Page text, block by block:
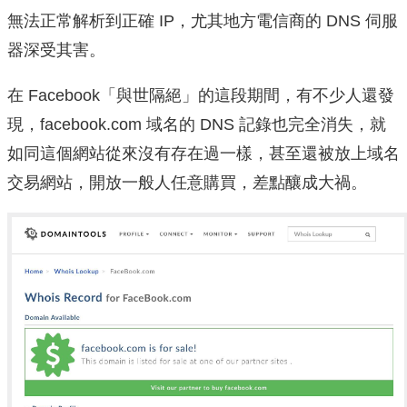
無法正常解析到正確 IP，尤其地方電信商的 DNS 伺服
器深受其害。
在 Facebook「與世隔絕」的這段期間，有不少人還發
現，facebook.com 域名的 DNS 記錄也完全消失，就
如同這個網站從來沒有存在過一樣，甚至還被放上域名
交易網站，開放一般人任意購買，差點釀成大禍。